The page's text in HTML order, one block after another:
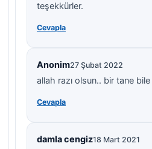
teşekkürler.
Cevapla
Anonim27 Şubat 2022
allah razı olsun.. bir tane bile
Cevapla
damla cengiz18 Mart 2021